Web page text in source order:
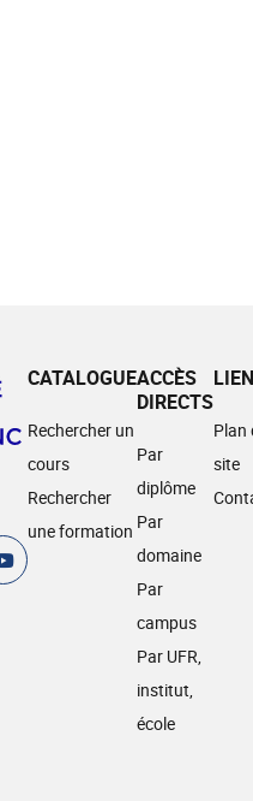
CATALOGUE
Rechercher un
cours
Rechercher
une formation
ACCÈS
DIRECTS
Par
diplôme
Par
domaine
Par
campus
Par UFR,
institut,
école
Plan
site